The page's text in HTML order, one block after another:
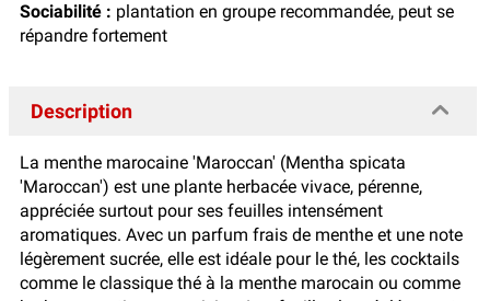
Sociabilité : plantation en groupe recommandée, peut se
répandre fortement
Description
La menthe marocaine 'Maroccan' (Mentha spicata
'Maroccan') est une plante herbacée vivace, pérenne,
appréciée surtout pour ses feuilles intensément
aromatiques. Avec un parfum frais de menthe et une note
légèrement sucrée, elle est idéale pour le thé, les cocktails
comme le classique thé à la menthe marocain ou comme